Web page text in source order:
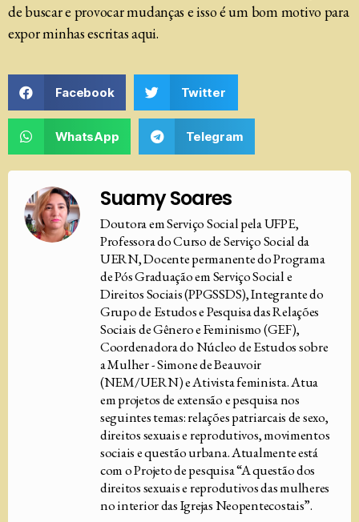
de buscar e provocar mudanças e isso é um bom motivo para
expor minhas escritas aqui.
Facebook Twitter
WhatsApp Telegram
Suamy Soares
Doutora em Serviço Social pela UFPE,
Professora do Curso de Serviço Social da
UERN, Docente permanente do Programa
de Pós Graduação em Serviço Social e
Direitos Sociais (PPGSSDS), Integrante do
Grupo de Estudos e Pesquisa das Relações
Sociais de Gênero e Feminismo (GEF),
Coordenadora do Núcleo de Estudos sobre
a Mulher - Simone de Beauvoir
(NEM/UERN) e Ativista feminista. Atua
em projetos de extensão e pesquisa nos
seguintes temas: relações patriarcais de sexo,
direitos sexuais e reprodutivos, movimentos
sociais e questão urbana. Atualmente está
com o Projeto de pesquisa “A questão dos
direitos sexuais e reprodutivos das mulheres
no interior das Igrejas Neopentecostais”.